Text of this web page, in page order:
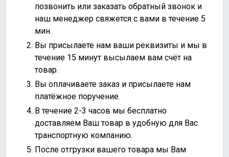
позвонить или заказать обратный звонок и
наш менеджер свяжется с вами в течение 5
мин.
Вы присылаете нам ваши реквизиты и мы в
течение 15 минут высылаем вам счёт на
товар.
Вы оплачиваете заказ и присылаете нам
платёжное поручение.
В течение 2-3 часов мы бесплатно
доставляем Ваш товар в удобную для Вас
транспортную компанию.
После отгрузки вашего товара мы Вам